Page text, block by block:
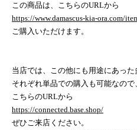
この商品は、こちらのURLから
https://www.damascus-kia-ora.com/
ご購入いただけます。
当店では、この他にも用途にあった
それぞれ単品での購入も可能なので
こちらのURLから
https://connected.base.shop/
ぜひご来店ください。